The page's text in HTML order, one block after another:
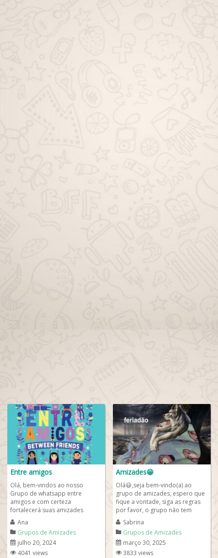
Entre amigos
Olá, bem-vindos ao nosso
Grupo de whatsapp entre
amigos e com certeza
fortalecerá suas amizades
antigas e de escola tragam eles
para fazer amizades on-line...
Ana
Grupos de Amizades
julho 20, 2024
4041 views
Amizades😁
Olá😃,seja bem-vindo(a) ao
grupo de amizades, espero que
fique a vontade, siga as regras
por favor, o grupo não tem
horário para fechar então é mais
um...
Sabrina
Grupos de Amizades
março 30, 2025
3833 views